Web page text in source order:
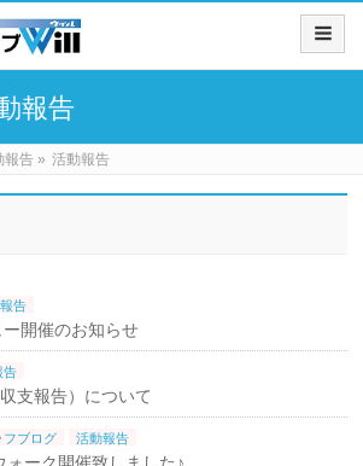
報告
報告 » 活動報告
告
開催のお知らせ
告
支報告）について
フブログ 活動報告